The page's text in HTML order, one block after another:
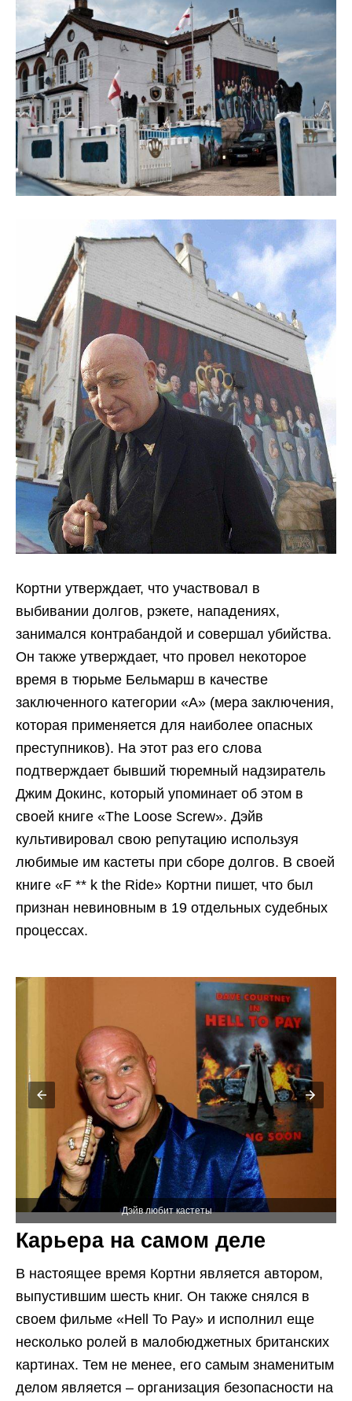
Кортни утверждает, что участвовал в
выбивании долгов, рэкете, нападениях,
занимался контрабандой и совершал убийства.
Он также утверждает, что провел некоторое
время в тюрьме Бельмарш в качестве
заключенного категории «А» (мера заключения,
которая применяется для наиболее опасных
преступников). На этот раз его слова
подтверждает бывший тюремный надзиратель
Джим Докинс, который упоминает об этом в
своей книге «The Loose Screw». Дэйв
культивировал свою репутацию используя
любимые им кастеты при сборе долгов. В своей
книге «F ** k the Ride» Кортни пишет, что был
признан невиновным в 19 отдельных судебных
процессах.
Карьера на самом деле
В настоящее время Кортни является автором,
выпустившим шесть книг. Он также снялся в
своем фильме «Hell To Pay» и исполнил еще
несколько ролей в малобюджетных британских
картинах. Тем не менее, его самым знаменитым
делом является – организация безопасности на